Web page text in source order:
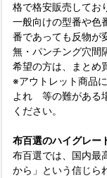
格で格安販売してお
一般向けの型番や色
番であっても反物が
無・パンチング穴間
希望の方は、まとめ
※アウトレット商品
よれ 等の難がある
ください。
布百選のハイグレー
布百選では、国内最
から」という信じら